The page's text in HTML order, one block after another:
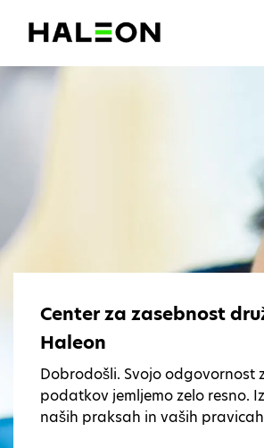
Center za zasebnost
Haleon
Dobrodošli. Svojo odgovornost
podatkov jemljemo zelo resno.
naših praksah in vaših